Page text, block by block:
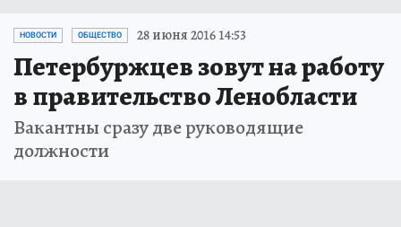
НОВОСТИ ОБЩЕСТВО 28 июня 2016 14:53
Петербуржцев зовут на работу
в правительство Ленобласти
Вакантны сразу две руководящие
должности